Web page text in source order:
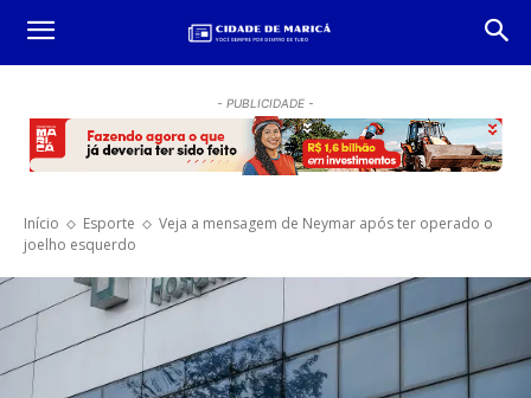
- PUBLICIDADE -
Início Esporte
Veja a mensagem de Neymar após ter operado o
joelho esquerdo